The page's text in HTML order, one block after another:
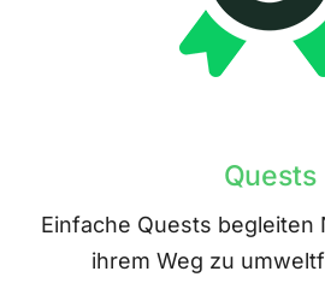
Quests
Einfache Quests
ihrem Weg zu